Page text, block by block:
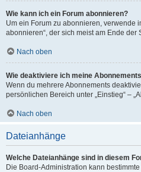
Wie kann ich ein Forum abonnieren?
Um ein Forum zu abonnieren, verwende
abonnieren“, der sich meist am Ende der
Nach oben
Wie deaktiviere ich meine
Wenn du mehrere Abonnements
persönlichen Bereich unter „Einstieg“ –
Nach oben
Dateianhänge
Welche Dateianhänge sind in diesem
Die Board-Administration kann